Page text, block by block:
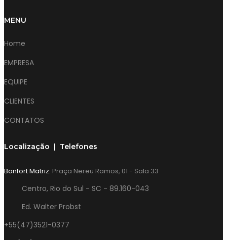
MENU
Home
EMPRESA
EQUIPE
CLIENTES
CONTATOS
Localização | Telefones
Bonfort Matriz: Praça Nereu Ramos, 01 - Sala 33
Centro, Rio do Sul - SC - 89.160-043
Ed. Walter Probst
+55(47)3521-0377